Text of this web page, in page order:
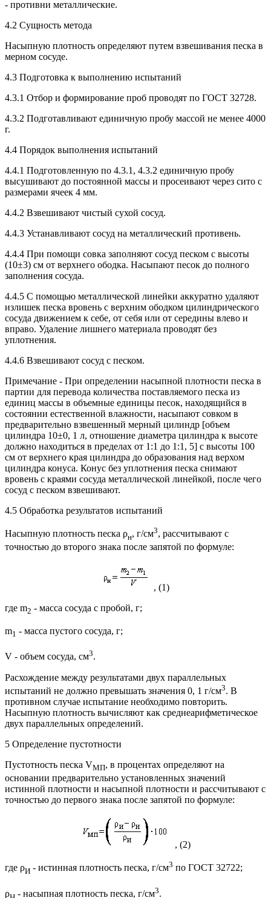
- противни металлические.
4.2 Сущность метода
Насыпную плотность определяют путем взвешивания песка в
мерном сосуде.
4.3 Подготовка к выполнению испытаний
4.3.1 Отбор и формирование проб проводят по ГОСТ 32728.
4.3.2 Подготавливают единичную пробу массой не менее 4000
г.
4.4 Порядок выполнения испытаний
4.4.1 Подготовленную по 4.3.1, 4.3.2 единичную пробу
высушивают до постоянной массы и просеивают через сито с
размерами ячеек 4 мм.
4.4.2 Взвешивают чистый сухой сосуд.
4.4.3 Устанавливают сосуд на металлический противень.
4.4.4 При помощи совка заполняют сосуд песком с высоты
(10±3) см от верхнего ободка. Насыпают песок до полного
заполнения сосуда.
4.4.5 С помощью металлической линейки аккуратно удаляют
излишек песка вровень с верхним ободком цилиндрического
сосуда движением к себе, от себя или от середины влево и
вправо. Удаление лишнего материала проводят без
уплотнения.
4.4.6 Взвешивают сосуд с песком.
Примечание - При определении насыпной плотности песка в
партии для перевода количества поставляемого песка из
единиц массы в объемные единицы песок, находящийся в
состоянии естественной влажности, насыпают совком в
предварительно взвешенный мерный цилиндр [объем
цилиндра 10±0, 1 л, отношение диаметра цилиндра к высоте
должно находиться в пределах от 1:1 до 1:1, 5] с высоты 100
см от верхнего края цилиндра до образования над верхом
цилиндра конуса. Конус без уплотнения песка снимают
вровень с краями сосуда металлической линейкой, после чего
сосуд с песком взвешивают.
4.5 Обработка результатов испытаний
Насыпную плотность песка ρн, г/см3, рассчитывают с
точностью до второго знака после запятой по формуле:
, (1)
где m2 - масса сосуда с пробой, г;
m1 - масса пустого сосуда, г;
V - объем сосуда, см3.
Расхождение между результатами двух параллельных
испытаний не должно превышать значения 0, 1 г/см3. В
противном случае испытание необходимо повторить.
Насыпную плотность вычисляют как среднеарифметическое
двух параллельных определений.
5 Определение пустотности
Пустотность песка VМП, в процентах определяют на
основании предварительно установленных значений
истинной плотности и насыпной плотности и рассчитывают с
точностью до первого знака после запятой по формуле:
, (2)
где ρИ - истинная плотность песка, г/см3 по ГОСТ 32722;
ρ - насыпная плотность песка, г/см3.